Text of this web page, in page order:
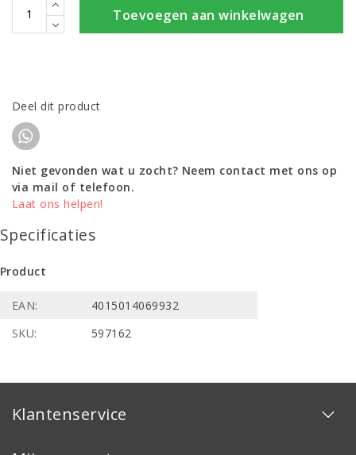
Toevoegen aan winkelwagen
Deel dit product
Niet gevonden wat u zocht? Neem contact met ons op
via mail of telefoon.
Laat ons helpen!
Specificaties
Product
EAN:
4015014069932
SKU:
597162
Klantenservice